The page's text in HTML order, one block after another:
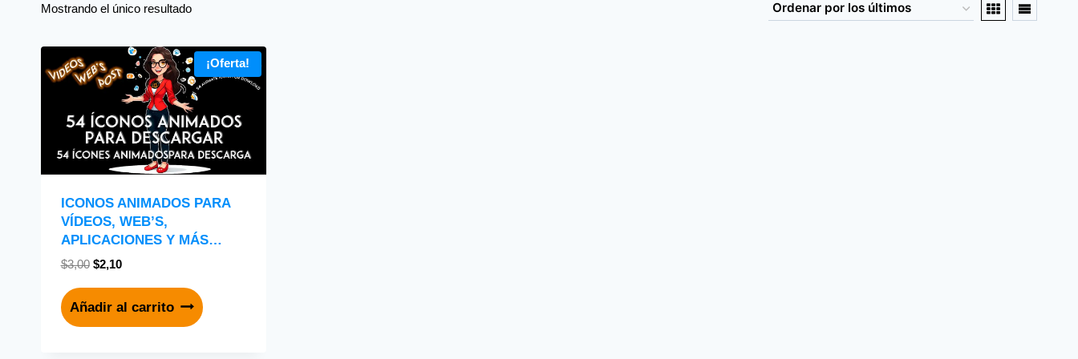
Mostrando el único resultado
¡Oferta!
ICONOS ANIMADOS PARA
VÍDEOS, WEB’S,
APLICACIONES Y MÁS…
$3,00 $2,10
Añadir al carrito